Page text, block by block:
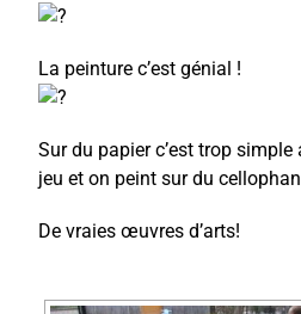
La peinture c’est génial !
Sur du papier c’est trop
jeu et on peint sur du
De vraies œuvres d’arts!